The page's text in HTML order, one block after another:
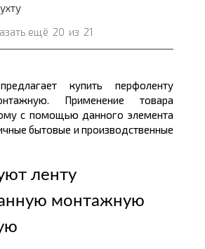
ещё 20 из 21
купить перфоленту
Применение товара
с помощью данного элемента
бытовые и производственные
ленту
монтажную